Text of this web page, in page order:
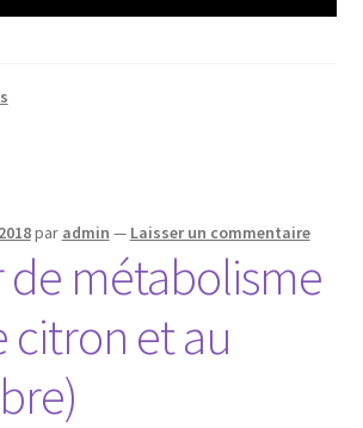
par admin — Laisser un commentaire
de métabolisme
citron et au